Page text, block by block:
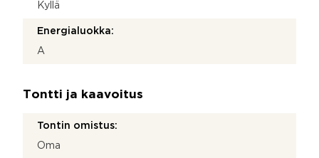
Kyllä
Energialuokka:
A
Tontti ja kaavoitus
Tontin omistus:
Oma